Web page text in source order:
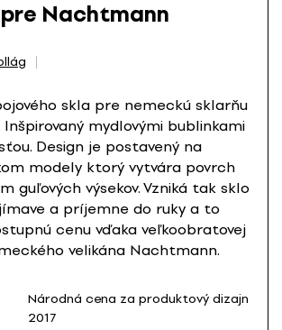
Nachtmann
skla pre nemeckú sklarňu
mydlovými bublinkami
Design je postavený na
modely ktorý vytvára povrch
guľových výsekov. Vzniká tak sklo
a príjemne do ruky a to
cenu vďaka veľkoobratovej
velikána Nachtmann.
Národná cena za produktový dizajn
2017